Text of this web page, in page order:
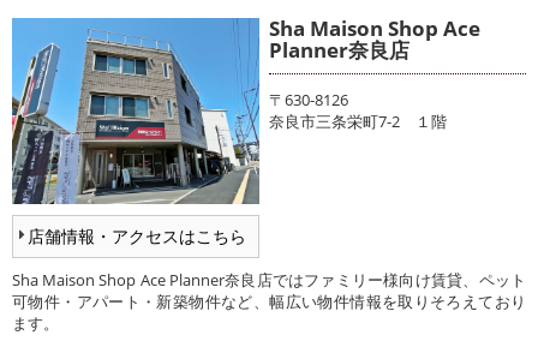
店舗情報・アクセスはこちら
Sha Maison Shop Ace
Planner奈良店
〒630-8126
奈良市三条栄町7-2 １階
Sha Maison Shop Ace Planner奈良店ではファミリー様向け賃貸、ペット
可物件・アパート・新築物件など、幅広い物件情報を取りそろえており
ます。